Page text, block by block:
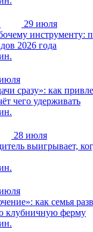
29 июля
инструменту:
2026 года
сразу»: как
чего удерживать
28 июля
выигрывает,
как семья
клубничную ферму